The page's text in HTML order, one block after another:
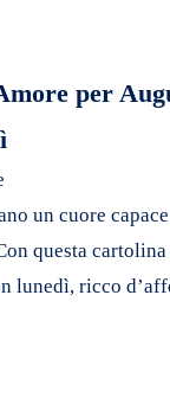
per
un cuore
questa
lunedì, ricco